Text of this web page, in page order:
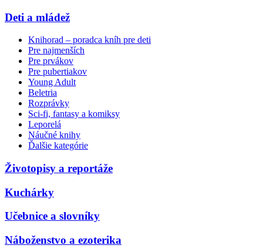
Deti a mládež
Knihorad – poradca kníh pre deti
Pre najmenších
Pre prvákov
Pre pubertiakov
Young Adult
Beletria
Rozprávky
Sci-fi, fantasy a komiksy
Leporelá
Náučné knihy
Ďalšie kategórie
Životopisy a reportáže
Kuchárky
Učebnice a slovníky
Náboženstvo a ezoterika